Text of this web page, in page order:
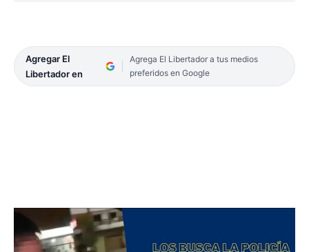
Agregar El
Libertador en
Agrega El Libertador a tus medios
preferidos en Google